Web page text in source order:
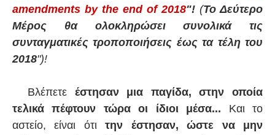
amendments by the end of 2018"! (Το Δεύτερο
Μέρος θα ολοκληρώσει συνολικά τις
συνταγματικές τροποποιήσεις έως τα τέλη του
2018")!
Βλέπετε έστησαν μια παγίδα, στην οποία
τελικά πέφτουν τώρα οι ίδιοι μέσα... Και το
αστείο, είναι ότιτην έστησαν, ώστε να μην